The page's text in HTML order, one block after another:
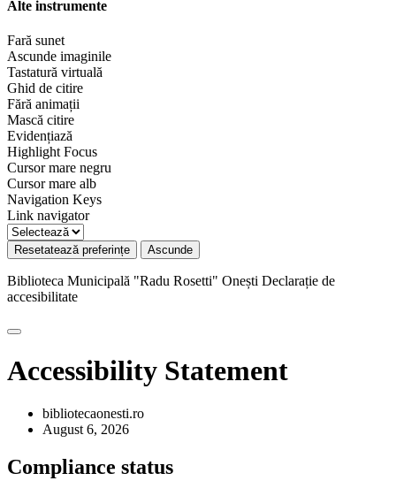
Alte instrumente
Fară sunet
Ascunde imaginile
Tastatură virtuală
Ghid de citire
Fără animații
Mască citire
Evidențiază
Highlight Focus
Cursor mare negru
Cursor mare alb
Navigation Keys
Link navigator
Resetatează preferințe Ascunde
Biblioteca Municipală "Radu Rosetti" Onești Declarație de
accesibilitate
Accessibility Statement
bibliotecaonesti.ro
August 6, 2026
Compliance status